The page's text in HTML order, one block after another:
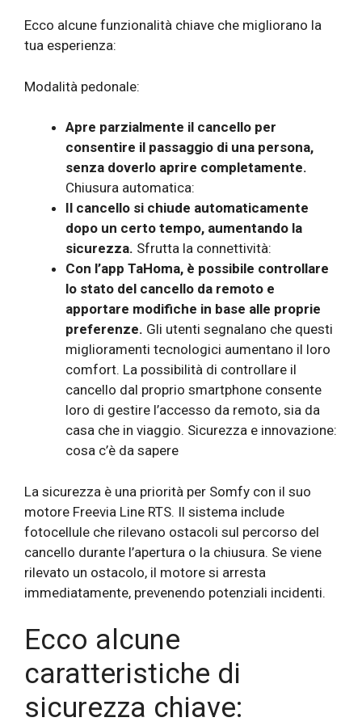
Ecco alcune funzionalità chiave che migliorano la
tua esperienza:
Modalità pedonale:
Apre parzialmente il cancello per
consentire il passaggio di una persona,
senza doverlo aprire completamente.
Chiusura automatica:
Il cancello si chiude automaticamente
dopo un certo tempo, aumentando la
sicurezza. Sfrutta la connettività:
Con l’app TaHoma, è possibile controllare
lo stato del cancello da remoto e
apportare modifiche in base alle proprie
preferenze. Gli utenti segnalano che questi
miglioramenti tecnologici aumentano il loro
comfort. La possibilità di controllare il
cancello dal proprio smartphone consente
loro di gestire l’accesso da remoto, sia da
casa che in viaggio. Sicurezza e innovazione:
cosa c’è da sapere
La sicurezza è una priorità per Somfy con il suo
motore Freevia Line RTS. Il sistema include
fotocellule che rilevano ostacoli sul percorso del
cancello durante l’apertura o la chiusura. Se viene
rilevato un ostacolo, il motore si arresta
immediatamente, prevenendo potenziali incidenti.
Ecco alcune
caratteristiche di
sicurezza chiave: